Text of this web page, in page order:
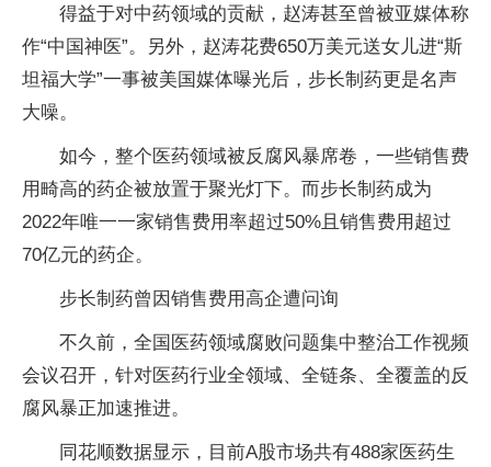
得益于对中药领域的贡献，赵涛甚至曾被亚媒体称
作“中国神医”。另外，赵涛花费650万美元送女儿进“斯
坦福大学”一事被美国媒体曝光后，步长制药更是名声
大噪。
如今，整个医药领域被反腐风暴席卷，一些销售费
用畸高的药企被放置于聚光灯下。而步长制药成为
2022年唯一一家销售费用率超过50%且销售费用超过
70亿元的药企。
步长制药曾因销售费用高企遭问询
不久前，全国医药领域腐败问题集中整治工作视频
会议召开，针对医药行业全领域、全链条、全覆盖的反
腐风暴正加速推进。
同花顺数据显示，目前A股市场共有488家医药生